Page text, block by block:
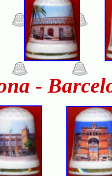
-